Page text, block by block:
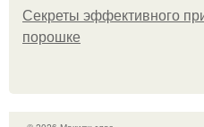
Секреты эффективного
порошке